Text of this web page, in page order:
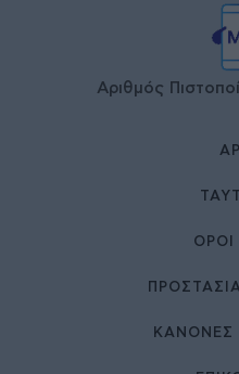
Αριθμός
ΚΑΝΟΝΕΣ